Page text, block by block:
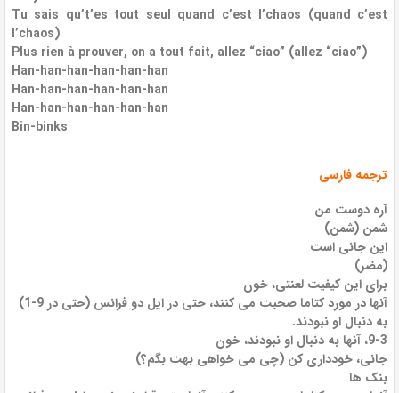
Tu sais qu’t’es tout seul quand c’est l’chaos (quand c’est
l’chaos)
Plus rien à prouver, on a tout fait, allez “ciao” (allez “ciao”)
Han-han-han-han-han-han
Han-han-han-han-han-han
Han-han-han-han-han-han
Bin-binks
ترجمه فارسی
آره دوست من
شمن (شمن)
این جانی است
(مضر)
برای این کیفیت لعنتی، خون
آنها در مورد کتاما صحبت می کنند، حتی در ایل دو فرانس (حتی در 9-1)
به دنبال او نبودند.
9-3، آنها به دنبال او نبودند، خون
جانی، خودداری کن (چی می خواهی بهت بگم؟)
بنک ها